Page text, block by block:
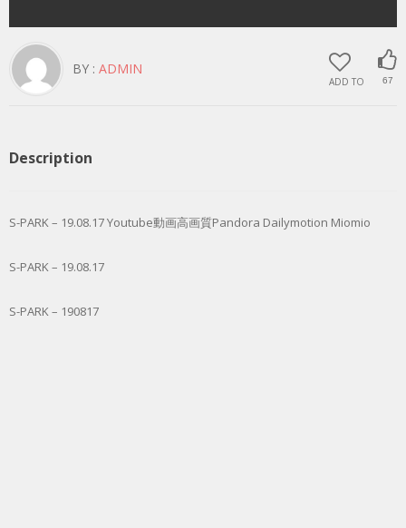
ADD TO 67
BY : ADMIN
Description
S-PARK – 19.08.17 Youtube動画高画質Pandora Dailymotion Miomio
S-PARK – 19.08.17
S-PARK – 190817